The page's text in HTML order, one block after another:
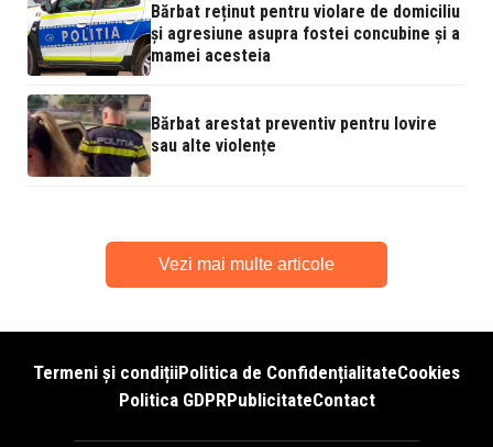
Bărbat reținut pentru violare de domiciliu
și agresiune asupra fostei concubine și a
mamei acesteia
Bărbat arestat preventiv pentru lovire
sau alte violențe
Vezi mai multe articole
Termeni și condițiiPolitica de ConfidențialitateCookies
Politica GDPRPublicitateContact